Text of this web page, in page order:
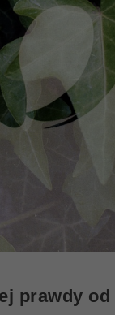
prawdy od